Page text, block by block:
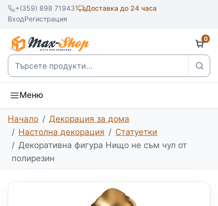
+(359) 898 719431
Доставка до 24 часа
ВходРегистрация
Търсене
0
Меню
Начало
Декорация за дома
Настолна декорация
Статуетки
Декоративна фигура Нищо не съм чул от
полирезин